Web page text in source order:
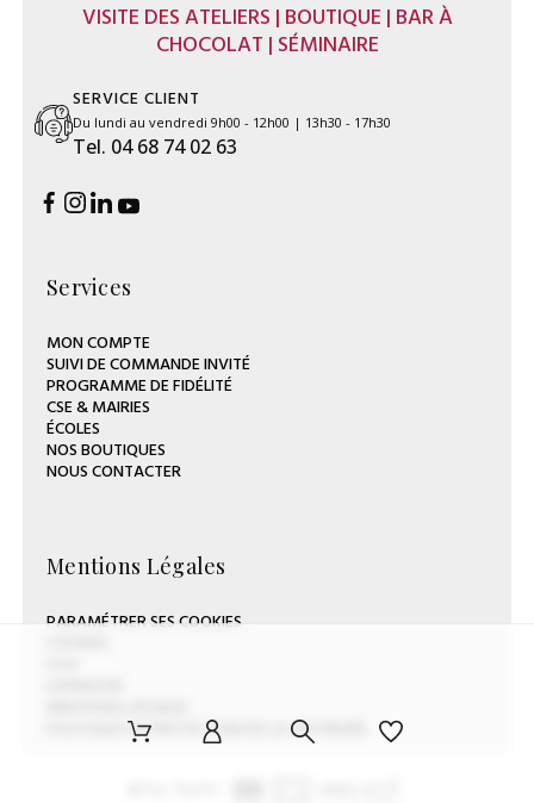
VISITE DES ATELIERS | BOUTIQUE | BAR À
CHOCOLAT | SÉMINAIRE
SERVICE CLIENT
Du lundi au vendredi 9h00 - 12h00 | 13h30 - 17h30
Tel. 04 68 74 02 63
Services
MON COMPTE
SUIVI DE COMMANDE INVITÉ
PROGRAMME DE FIDÉLITÉ
CSE & MAIRIES
ÉCOLES
NOS BOUTIQUES
NOUS CONTACTER
Mentions Légales
PARAMÉTRER SES COOKIES
POLITIQUE DE PROTECTION DE LA VIE PRIVÉE